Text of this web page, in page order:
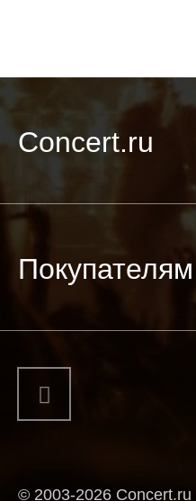
Concert.ru
Покупателям
© 2003-2026 Concert.ru